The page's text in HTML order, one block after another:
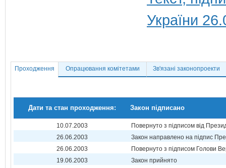
України
Проходження Опрацювання комітетами Зв'язані законопроекти
Дати та стан проходження: Закон підписано
10.07.2003
Повернуто з підписом від
26.06.2003
Закон направлено на підпис
26.06.2003
Повернуто з підписом Голови
19.06.2003
Закон прийнято